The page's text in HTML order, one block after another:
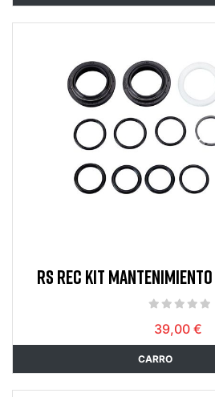
RS REC KIT
39,00 €
CARRO